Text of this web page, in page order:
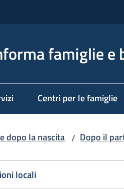
famiglie e
Centri per le famiglie
dopo la nascita / Dopo il
locali